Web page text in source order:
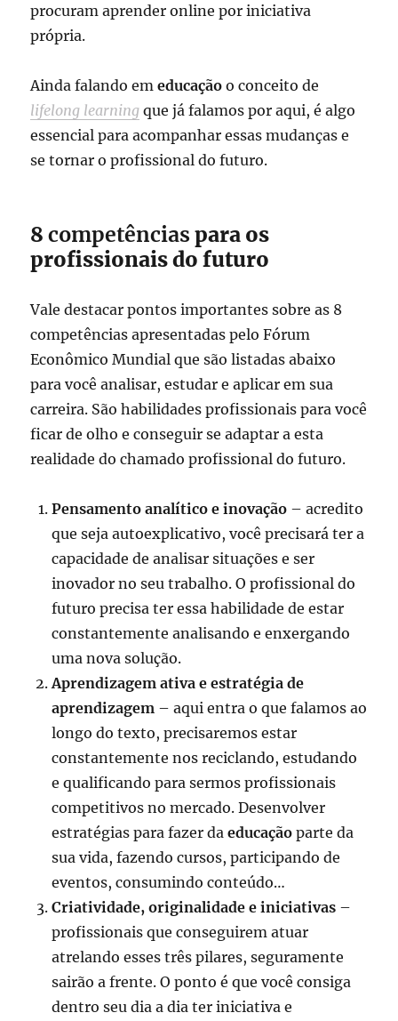
procuram aprender online por iniciativa
própria.
Ainda falando em educaçãoo conceito de
lifelong learning que já falamos por aqui, é algo
essencial para acompanhar essas mudanças e
se tornar o profissional do futuro.
8competências para os
profissionais do futuro
Vale destacar pontos importantes sobre as 8
competências apresentadas pelo Fórum
Econômico Mundial que são listadas abaixo
para você analisar, estudar e aplicar em sua
carreira. São habilidades profissionais para você
ficar de olho e conseguir se adaptar a esta
realidade do chamado profissional do futuro.
Pensamento analítico e inovação – acredito
que seja autoexplicativo, você precisará ter a
capacidade de analisar situações e ser
inovador no seu trabalho. O profissional do
futuro precisa ter essa habilidade de estar
constantemente analisando e enxergando
uma nova solução.
Aprendizagem ativa e estratégia de
aprendizagem – aqui entra o que falamos ao
longo do texto, precisaremos estar
constantemente nos reciclando, estudando
e qualificando para sermos profissionais
competitivos no mercado. Desenvolver
estratégias para fazer daeducação parte da
sua vida, fazendo cursos, participando de
eventos, consumindo conteúdo…
Criatividade, originalidade e iniciativas –
profissionais que conseguirem atuar
atrelando esses três pilares, seguramente
sairão a frente. O ponto é que você consiga
dentro seu dia a dia ter iniciativa e